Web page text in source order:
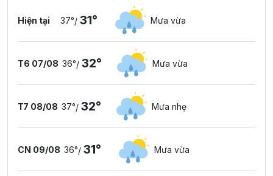
Hiện tại 37°/ 31° Mưa vừa
T6 07/08 36°/ 32° Mưa vừa
T7 08/08 37°/ 32° Mưa nhẹ
CN 09/08 36°/ 31° Mưa vừa